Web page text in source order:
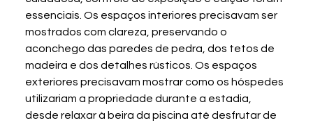
essenciais. Os espaços interiores precisavam ser
mostrados com clareza, preservando o
aconchego das paredes de pedra, dos tetos de
madeira e dos detalhes rústicos. Os espaços
exteriores precisavam mostrar como os hóspedes
utilizariam a propriedade durante a estadia,
desde relaxar à beira da piscina até desfrutar de